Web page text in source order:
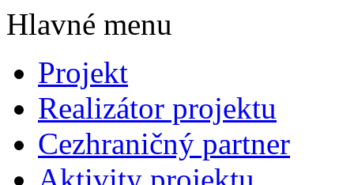
Hlavné menu
Projekt
Realizátor projektu
Cezhraničný partner